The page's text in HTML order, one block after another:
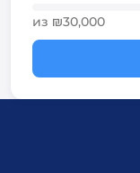
из ₪30,000